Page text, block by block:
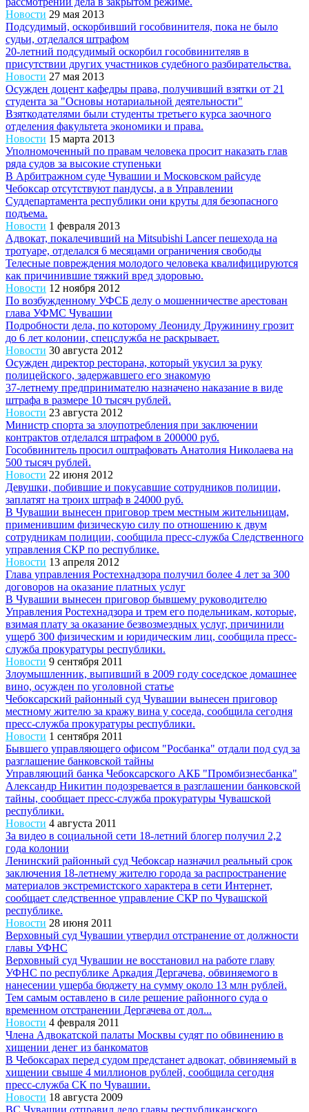
Новости 29 мая 2013
Подсудимый, оскорбивший гособвинителя, пока не было
судьи, отделался штрафом
20-летний подсудимый оскорбил гособвинителяв в
присутствии других участников судебного разбирательства.
Новости 27 мая 2013
Осужден доцент кафедры права, получивший взятки от 21
студента за "Основы нотариальной деятельности"
Взяткодателями были студенты третьего курса заочного
отделения факультета экономики и права.
Новости 15 марта 2013
Уполномоченный по правам человека просит наказать глав
ряда судов за высокие ступеньки
В Арбитражном суде Чувашии и Московском райсуде
Чебоксар отсутствуют пандусы, а в Управлении
Суддепартамента республики они круты для безопасного
подъема.
Новости 1 февраля 2013
Адвокат, покалечивший на Mitsubishi Lancer пешехода на
тротуаре, отделался 6 месяцами ограничения свободы
Телесные повреждения молодого человека квалифицируются
как причинившие тяжкий вред здоровью.
Новости 12 ноября 2012
По возбужденному УФСБ делу о мошенничестве арестован
глава УФМС Чувашии
Подробности дела, по которому Леониду Дружинину грозит
до 6 лет колонии, спецслужба не раскрывает.
Новости 30 августа 2012
Осужден директор ресторана, который укусил за руку
полицейского, задержавшего его знакомую
37-летнему предпринимателю назначено наказание в виде
штрафа в размере 10 тысяч рублей.
Новости 23 августа 2012
Министр спорта за злоупотребления при заключении
контрактов отделался штрафом в 200000 руб.
Гособвинитель просил оштрафовать Анатолия Николаева на
500 тысяч рублей.
Новости 22 июня 2012
Девушки, побившие и покусавшие сотрудников полиции,
заплатят на троих штраф в 24000 руб.
В Чувашии вынесен приговор трем местным жительницам,
применившим физическую силу по отношению к двум
сотрудникам полиции, сообщила пресс-служба Следственного
управления СКР по республике.
Новости 13 апреля 2012
Глава управления Ростехнадзора получил более 4 лет за 300
договоров на оказание платных услуг
В Чувашии вынесен приговор бывшему руководителю
Управления Ростехнадзора и трем его подельникам, которые,
взимая плату за оказание безвозмездных услуг, причинили
ущерб 300 физическим и юридическим лиц, сообщила пресс-
служба прокуратуры республики.
Новости 9 сентября 2011
Злоумышленник, выпивший в 2009 году соседское домашнее
вино, осужден по уголовной статье
Чебоксарский районный суд Чувашии вынесен приговор
местному жителю за кражу вина у соседа, сообщила сегодня
пресс-служба прокуратуры республики.
Новости 1 сентября 2011
Бывшего управляющего офисом "Росбанка" отдали под суд за
разглашение банковской тайны
Управляющий банка Чебоксарского АКБ "Промбизнесбанка"
Александр Никитин подозревается в разглашении банковской
тайны, сообщает пресс-служба прокуратуры Чувашской
республики.
Новости 4 августа 2011
За видео в социальной сети 18-летний блогер получил 2,2
года колонии
Ленинский районный суд Чебоксар назначил реальный срок
заключения 18-летнему жителю города за распространение
материалов экстремистского характера в сети Интернет,
сообщает следственное управление СКР по Чувашской
республике.
Новости 28 июня 2011
Верховный суд Чувашии утвердил отстранение от должности
главы УФНС
Верховный суд Чувашии не восстановил на работе главу
УФНС по республике Аркадия Дергачева, обвиняемого в
нанесении ущерба бюджету на сумму около 13 млн рублей.
Тем самым оставлено в силе решение районного суда о
временном отстранении Дергачева от дол...
Новости 4 февраля 2011
Члена Адвокатской палаты Москвы судят по обвинению в
хищении денег из банкоматов
В Чебоксарах перед судом предстанет адвокат, обвиняемый в
хищении свыше 4 миллионов рублей, сообщила сегодня
пресс-служба СК по Чувашии.
Новости 18 августа 2009